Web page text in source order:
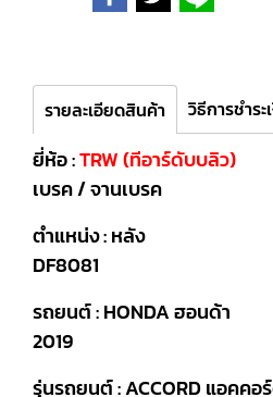
รายละเอียดสินค้า วิธีการชำระ
ยี่ห้อ :TRW (ทีอาร์ดับบลิว)
เบรค / จานเบรค
ตำแหน่ง : หลัง
DF8081
รถยนต์ : HONDA ฮอ
2019
รุ่นรถยนต์ : ACCORD แอคคอ